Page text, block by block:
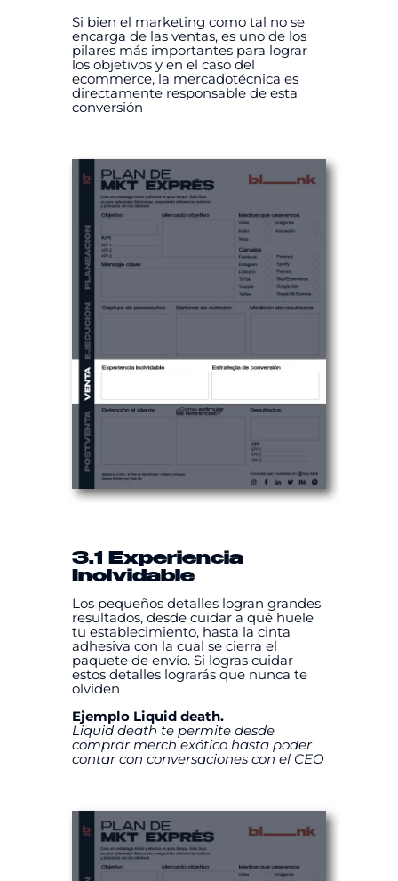
Si bien el marketing como tal no se
encarga de las ventas, es uno de los
pilares más importantes para lograr
los objetivos y en el caso del
ecommerce, la mercadotécnica es
directamente responsable de esta
conversión
3.1 Experiencia
Inolvidable
Los pequeños detalles logran grandes
resultados, desde cuidar a qué huele
tu establecimiento, hasta la cinta
adhesiva con la cual se cierra el
paquete de envío. Si logras cuidar
estos detalles lograrás que nunca te
olviden
Ejemplo Liquid death.
Liquid death te permite desde
comprar merch exótico hasta poder
contar con conversaciones con el CEO